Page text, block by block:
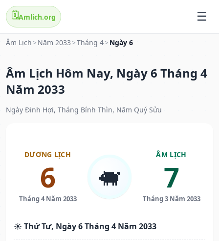
🗓️Amlich.org
Âm Lịch > Năm 2033 >Tháng 4> Ngày 6
Âm Lịch Hôm Nay, Ngày 6 Tháng 4
Năm 2033
Ngày Đinh Hợi, Tháng Bính Thìn, Năm Quý Sửu
DƯƠNG LỊCH
6
Tháng 4 Năm 2033
🐖
ÂM LỊCH
7
Tháng 3 Năm 2033
☀️ Thứ Tư, Ngày 6 Tháng 4 Năm 2033